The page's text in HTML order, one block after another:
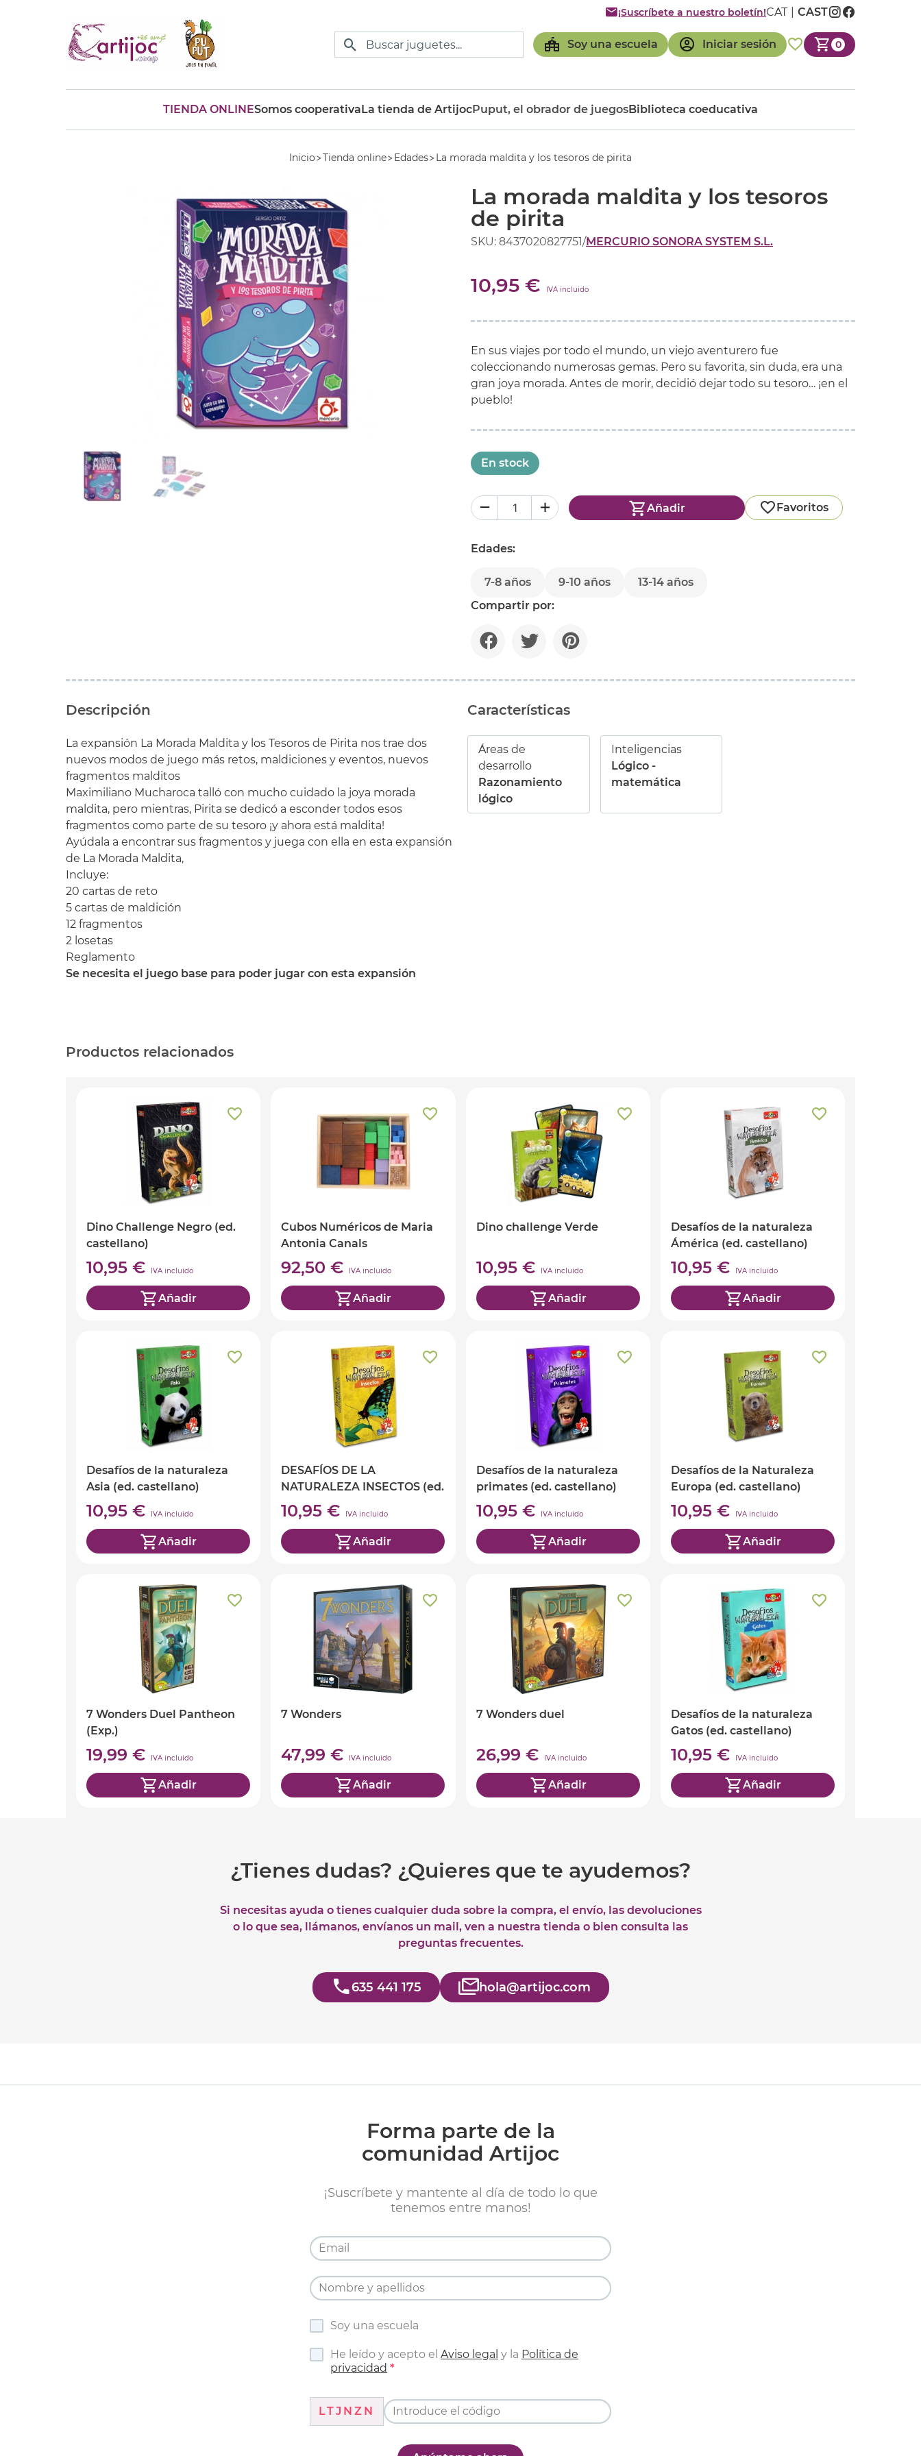
Soy una escuela Iniciar sesión 0
¡Suscríbete a nuestro boletín!CAT CAST
TIENDA ONLINESomos cooperativaLa tienda de ArtijocPuput, el obrador de juegosBiblioteca coeducativa
Inicio Tienda online Edades La morada maldita y los tesoros de pirita
La morada maldita y los tesoros
de pirita
SKU: 8437020827751/MERCURIO SONORA SYSTEM S.L.
10,95 € IVA incluido
En sus viajes por todo el mundo, un viejo aventurero fue
coleccionando numerosas gemas. Pero su favorita, sin duda, era una
gran joya morada. Antes de morir, decidió dejar todo su tesoro… ¡en el
pueblo!
En stock
Añadir Favoritos
Edades:
7-8 años 9-10 años
13-14 años
Compartir por:
Descripción
La expansión La Morada Maldita y los Tesoros de Pirita nos trae dos
nuevos modos de juego más retos, maldiciones y eventos, nuevos
fragmentos malditos
Maximiliano Mucharoca talló con mucho cuidado la joya morada
maldita, pero mientras, Pirita se dedicó a esconder todos esos
fragmentos como parte de su tesoro ¡y ahora está maldita!
Ayúdala a encontrar sus fragmentos y juega con ella en esta expansión
de La Morada Maldita,
Incluye:
20 cartas de reto
5 cartas de maldición
12 fragmentos
2 losetas
Reglamento
Se necesita el juego base para poder jugar con esta expansión
Características
Áreas de
desarrollo
Razonamiento
lógico
Inteligencias
Lógico -
matemática
Productos relacionados
Dino Challenge Negro (ed.
castellano)
10,95 € IVA incluido
Añadir
Cubos Numéricos de Maria
Antonia Canals
92,50 € IVA incluido
Añadir
Dino challenge Verde
10,95 € IVA incluido
Añadir
Desafíos de la naturaleza
Ámérica (ed. castellano)
10,95 € IVA incluido
Añadir
Desafíos de la naturaleza
Asia (ed. castellano)
10,95 € IVA incluido
Añadir
DESAFÍOS DE LA
NATURALEZA INSECTOS (ed.
castellano)
10,95 € IVA incluido
Añadir
Desafíos de la naturaleza
primates (ed. castellano)
10,95 € IVA incluido
Añadir
Desafíos de la Naturaleza
Europa (ed. castellano)
10,95 € IVA incluido
Añadir
7 Wonders Duel Pantheon
(Exp.)
19,99 € IVA incluido
Añadir
7 Wonders
47,99 € IVA incluido
Añadir
7 Wonders duel
26,99 € IVA incluido
Añadir
Desafíos de la naturaleza
Gatos (ed. castellano)
10,95 € IVA incluido
Añadir
¿Tienes dudas? ¿Quieres que te ayudemos?
Si necesitas ayuda o tienes cualquier duda sobre la compra, el envío, las devoluciones
o lo que sea, llámanos, envíanos un mail, ven a nuestra tienda o bien consulta las
preguntas frecuentes.
635 441 175 hola@artijoc.com
Forma parte de la
comunidad Artijoc
¡Suscríbete y mantente al día de todo lo que
tenemos entre manos!
Soy una escuela
He leído y acepto el Aviso legal y la Política de
privacidad
LTJNZN